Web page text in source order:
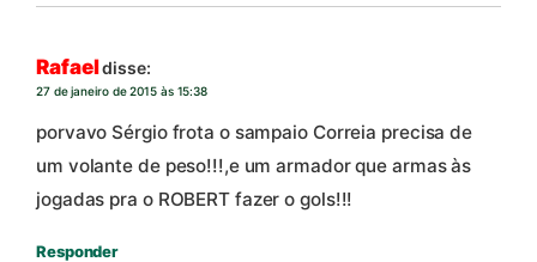
Rafaeldisse:
27 de janeiro de 2015 às 15:38
porvavo Sérgio frota o sampaio Correia precisa de
um volante de peso!!!,e um armador que armas às
jogadas pra o ROBERT fazer o gols!!!
Responder